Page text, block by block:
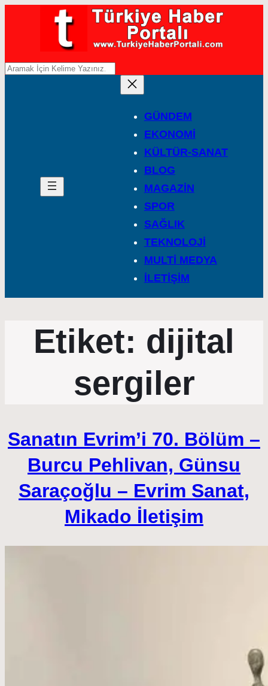
A
GÜNDEM
EKONOMİ
KÜLTÜR-SANAT
BLOG
MAGAZİN
SPOR
SAĞLIK
TEKNOLOJİ
MULTİ MEDYA
İLETİŞİM
Etiket: dijital
sergiler
Sanatın Evrim’i 70. Bölüm –
Burcu Pehlivan, Günsu
Saraçoğlu – Evrim Sanat,
Mikado İletişim